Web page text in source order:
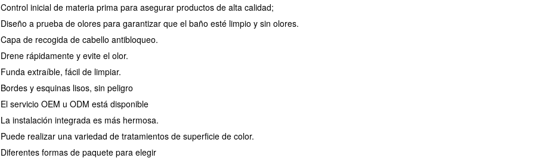
Control inicial de materia prima para asegurar productos de alta calidad;
Diseño a prueba de olores para garantizar que el baño esté limpio y sin olores.
Capa de recogida de cabello antibloqueo.
Drene rápidamente y evite el olor.
Funda extraíble, fácil de limpiar.
Bordes y esquinas lisos, sin peligro
El servicio OEM u ODM está disponible
La instalación integrada es más hermosa.
Puede realizar una variedad de tratamientos de superficie de color.
Diferentes formas de paquete para elegir